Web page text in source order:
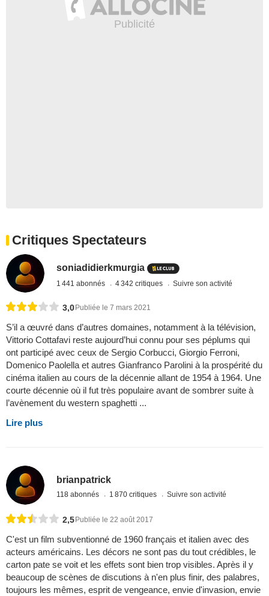
Critiques Spectateurs
soniadidierkmurgia
1 441 abonnés 4 342 critiques Suivre son activité
3,0 Publiée le 7 mars 2021
S’il a œuvré dans d’autres domaines, notamment à la télévision,
Vittorio Cottafavi reste aujourd’hui connu pour ses péplums qui
ont participé avec ceux de Sergio Corbucci, Giorgio Ferroni,
Domenico Paolella et autres Gianfranco Parolini à la prospérité du
cinéma italien au cours de la décennie allant de 1954 à 1964. Une
courte décennie où il fut très populaire avant de sombrer suite à
l’avènement du western spaghetti ...
Lire plus
brianpatrick
118 abonnés 1 870 critiques Suivre son activité
2,5Publiée le 22 août 2017
C'est un film subventionné de 1960 français et italien avec des
acteurs américains. Les décors ne sont pas du tout crédibles, le
carton pate se voit et les effets sont bien trop visibles. Après il y
beaucoup de scènes de discutions à n'en plus finir, des palabres,
toujours les mêmes, esprit de vengeance, envie d'invasion, envie